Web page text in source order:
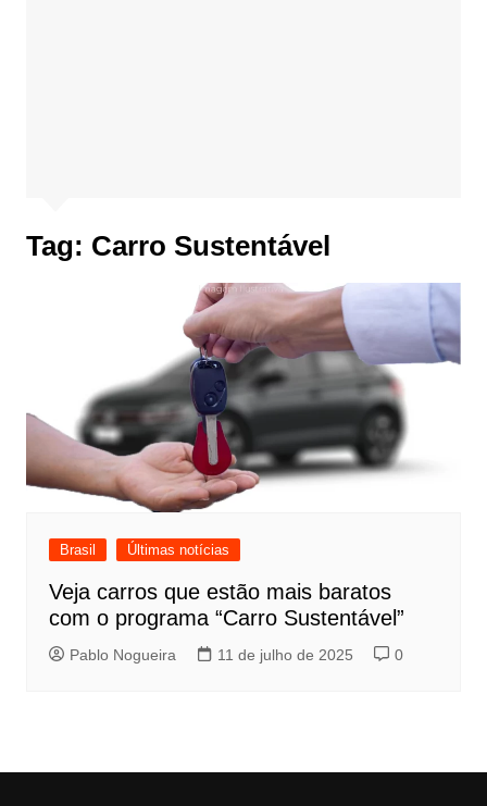
Tag: Carro Sustentável
Brasil Últimas notícias
Veja carros que estão mais baratos
com o programa “Carro Sustentável”
Pablo Nogueira 11 de julho de 2025 0